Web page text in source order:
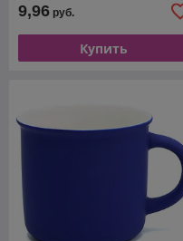
9,96 руб.
Купить